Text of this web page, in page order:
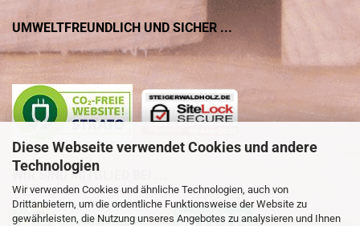
Diese Webseite verwendet Cookies und andere
Technologien
Wir verwenden Cookies und ähnliche Technologien, auch von
Drittanbietern, um die ordentliche Funktionsweise der Website zu
gewährleisten, die Nutzung unseres Angebotes zu analysieren und Ihnen
UMWELTFREUNDLICH UND SICHER ...
WIR SIND MITGLIED BEI ...